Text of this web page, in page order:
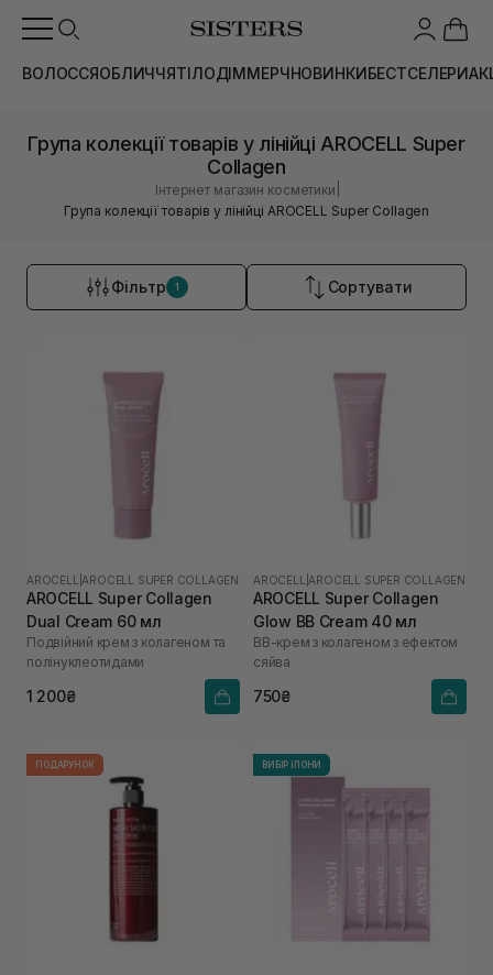
ВОЛОССЯОБЛИЧЧЯТІЛОДІММЕРЧНОВИНКИБЕСТСЕЛЕРИ
Група колекції товарів у лінійці AROCELL Super
Collagen
Інтернет магазин косметики
Група колекції товарів у лінійці AROCELL Super Collagen
Фільтр 1 Сортувати
AROCELL AROCELL SUPER COLLAGEN
AROCELL Super Collagen
Dual Cream 60 мл
Подвійний крем з колагеном та
полінуклеотидами
1 200₴
AROCELL AROCELL SUPER COLLAGEN
AROCELL Super Collagen
Glow BB Cream 40 мл
ВВ-крем з колагеном з ефектом
сяйва
750₴
ПОДАРУНОК ВИБІР ІЛОНИ